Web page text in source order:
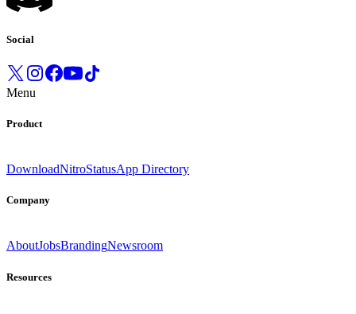
Social
Menu
Product
DownloadNitroStatusApp Directory
Company
AboutJobsBrandingNewsroom
Resources